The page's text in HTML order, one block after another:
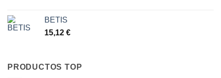
BETIS
15,12 €
PRODUCTOS TOP